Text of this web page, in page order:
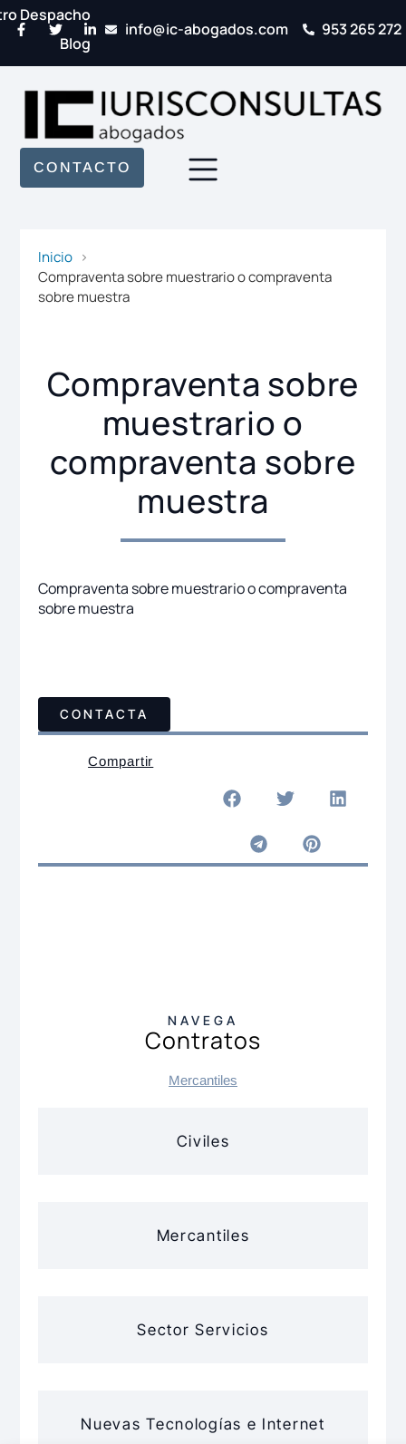
Despacho
Blog
info@ic-abogados.com 953 265 272
CONTACTO
Inicio
Compraventa sobre muestrario o compraventa
sobre muestra
Compraventa sobre
muestrario o
compraventa sobre
muestra
Compraventa sobre muestrario o compraventa
sobre muestra
CONTACTA
Compartir
NAVEGA
Contratos
Mercantiles
Civiles
Mercantiles
Sector Servicios
Nuevas Tecnologías e Internet